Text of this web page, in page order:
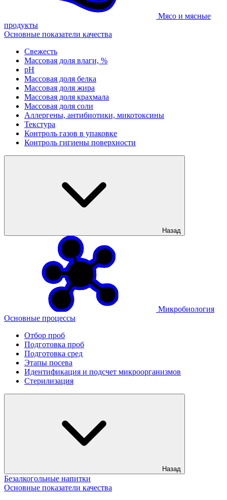
Мясо и мясные
продукты
Основные показатели качества
Свежесть
Массовая доля влаги, %
рН
Массовая доля белка
Массовая доля жира
Массовая доля крахмала
Массовая доля соли
Аллергены, антибиотики, микотоксины
Текстура
Контроль газов в упаковке
Контроль гигиены поверхности
Назад
Микробиология
Основные процессы
Отбор проб
Подготовка проб
Подготовка сред
Этапы посева
Идентификация и подсчет микроорганизмов
Стерилизация
Назад
Безалкогольные напитки
Основные показатели качества